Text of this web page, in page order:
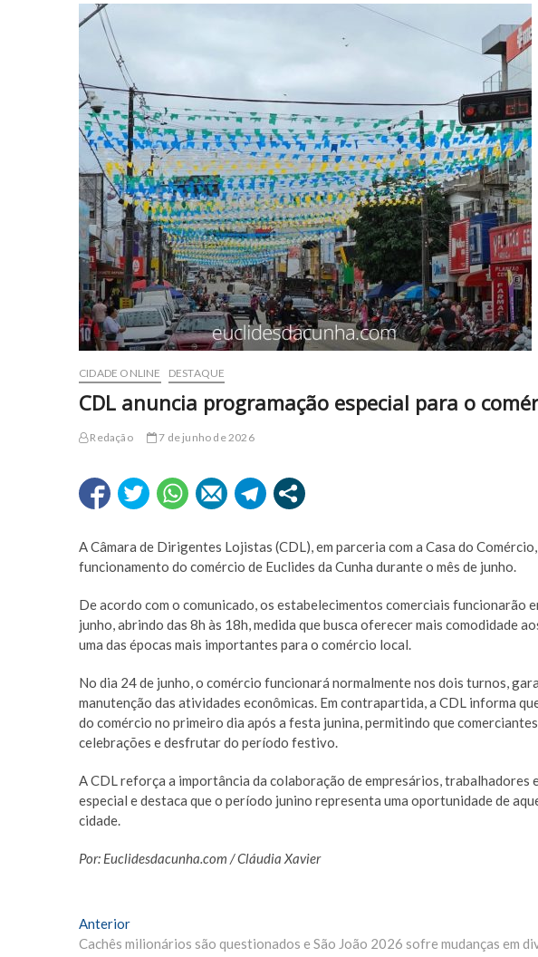
CIDADE ONLINE DESTAQUE
CDL anuncia programação especial para o
Redação 7 de junho de 2026
A Câmara de Dirigentes Lojistas (CDL), em parceria com a Casa do
funcionamento do comércio de Euclides da Cunha durante o mês de junho.
De acordo com o comunicado, os estabelecimentos comerciais funcionarão
junho, abrindo das 8h às 18h, medida que busca oferecer mais comodidade
uma das épocas mais importantes para o comércio local.
No dia 24 de junho, o comércio funcionará normalmente nos dois turnos,
manutenção das atividades econômicas. Em contrapartida, a CDL informa
do comércio no primeiro dia após a festa junina, permitindo que
celebrações e desfrutar do período festivo.
A CDL reforça a importância da colaboração de empresários, trabalhadores
especial e destaca que o período junino representa uma oportunidade de
cidade.
Por: Euclidesdacunha.com / Cláudia Xavier
Navegação
AnteriorMatéria
Anterior:
Cachês milionários são questionados e São João 2026 sofre mudanças em